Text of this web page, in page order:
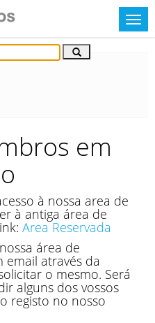
em
à nossa area de
à antiga área de
Area Reservada
área de
email através da
o mesmo. Será
alguns dos vossos
registo no nosso